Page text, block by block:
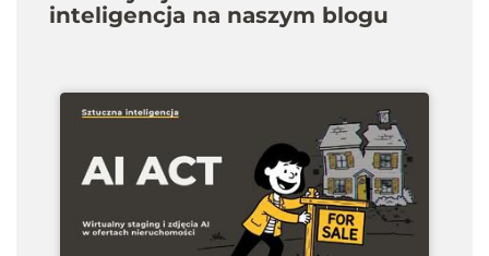
inteligencja na naszym blogu